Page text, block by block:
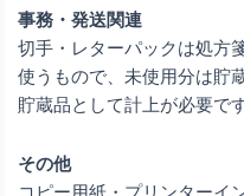
事務・発送関連
切手・レターパックは処方
使うもので、未使用分は貯
貯蔵品として計上が必要です
その他